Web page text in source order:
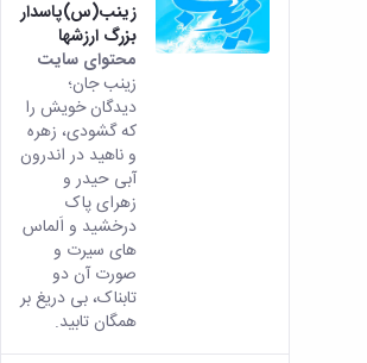
زینب(س)پاسدار
بزرگ ارزشها
محتوای سایت
زینب جان؛
دیدگان خویش را
که گشودی، زهره
و ناهید در اندرون
آبی حیدر و
زهرای پاک
درخشید و اَلماس
های سیرت و
صورت آن دو
تابناک، بی دریغ بر
همگان تابید.